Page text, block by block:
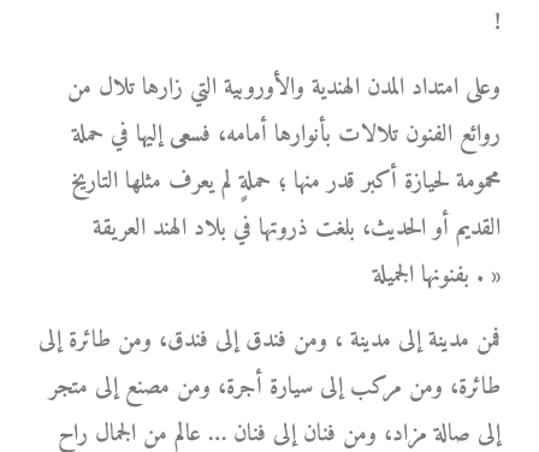
!
وعلى امتداد المدن الهندية والأوروبية التي زارها تلال من
روائع الفنون تلالات بأنوارها أمامه، فسعى إليها في حملة
محمومة لحيازة أكبر قدر منها ؛ حملةٍ لم يعرف مثلها التاريخ
القديم أو الحديث، بلغت ذروتها في بلاد الهند العريقة
بفنونها الجميلة . »
فمن مدينة إلى مدينة ، ومن فندق إلى فندق، ومن طائرة إلى
طائرة، ومن مركب إلى سيارة أجرة، ومن مصنع إلى متجر
إلى صالة مزاد، ومن فنان إلى فنان … عالم من الجمال راح